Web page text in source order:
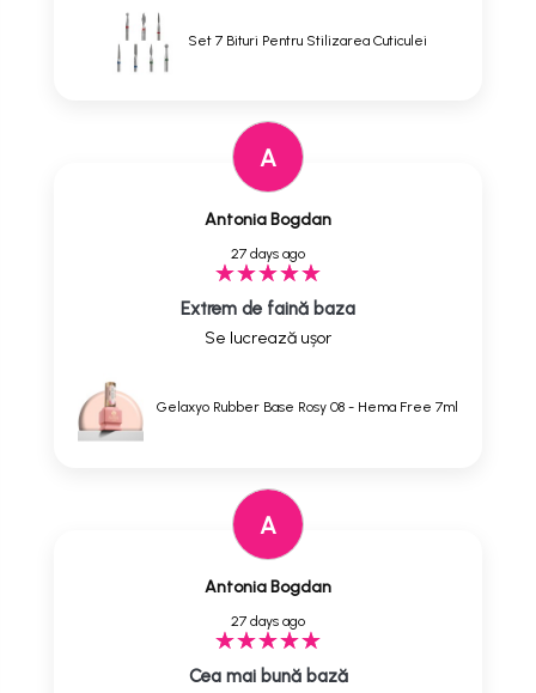
Set 7 Bituri Pentru Stilizarea Cuticulei
A
Antonia Bogdan
27 days ago
Extrem de faină baza
Se lucrează ușor
Gelaxyo Rubber Base Rosy 08 - Hema Free 7ml
A
Antonia Bogdan
27 days ago
Cea mai bună bază